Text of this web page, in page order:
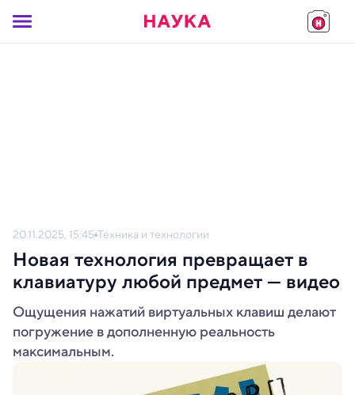
20.11.2025, 15:45 Техника и технологии
Новая технология превращает в
клавиатуру любой предмет — видео
Ощущения нажатий виртуальных клавиш делают
погружение в дополненную реальность
максимальным.